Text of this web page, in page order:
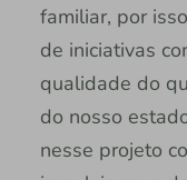
familiar, por
de iniciativas
qualidade do
do nosso
nesse projeto